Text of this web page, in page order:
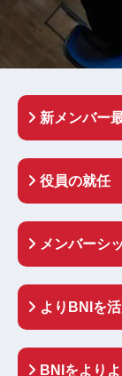
新メンバー
役員の就任
メンバーシ
よりBNIを
BNIをより